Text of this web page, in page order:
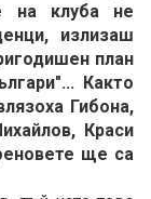
на клуба не
излизаш
план
Както
Гибона,
Краси
ще са